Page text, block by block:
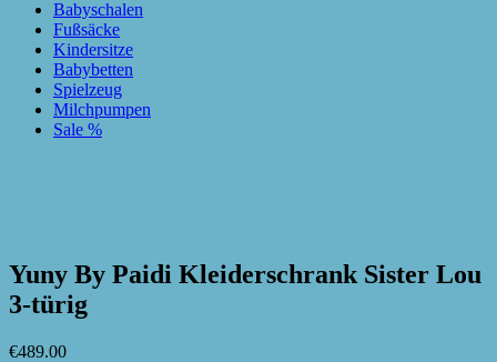
Babyschalen
Fußsäcke
Kindersitze
Babybetten
Spielzeug
Milchpumpen
Sale %
Yuny By Paidi Kleiderschrank Sister Lou
3-türig
€489.00